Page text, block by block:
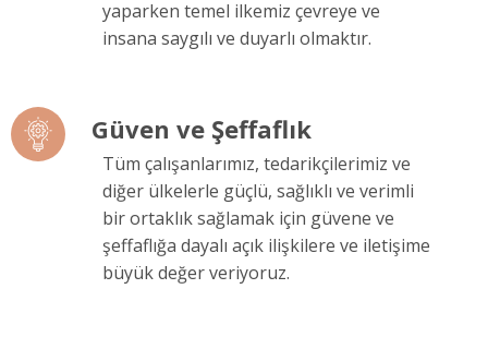
yaparken temel ilkemiz çevreye ve
insana saygılı ve duyarlı olmaktır.
Güven ve Şeffaflık
Tüm çalışanlarımız, tedarikçilerimiz ve
diğer ülkelerle güçlü, sağlıklı ve verimli
bir ortaklık sağlamak için güvene ve
şeffaflığa dayalı açık ilişkilere ve iletişime
büyük değer veriyoruz.